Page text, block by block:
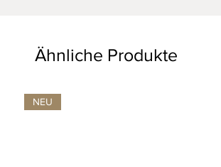
Ähnliche Produkte
NEU